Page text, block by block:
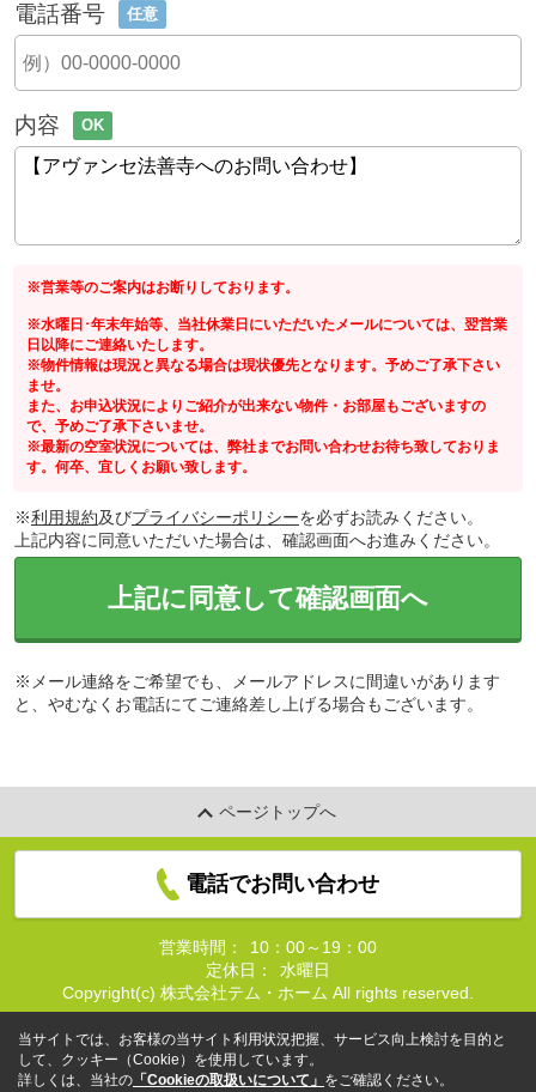
電話番号 任意
内容 OK
※営業等のご案内はお断りしております。
※水曜日･年末年始等、当社休業日にいただいたメールについては、翌営業
日以降にご連絡いたします。
※物件情報は現況と異なる場合は現状優先となります。予めご了承下さい
ませ。
また、お申込状況によりご紹介が出来ない物件・お部屋もございますの
で、予めご了承下さいませ。
※最新の空室状況については、弊社までお問い合わせお待ち致しておりま
す。何卒、宜しくお願い致します。
※利用規約及びプライバシーポリシーを必ずお読みください。
上記内容に同意いただいた場合は、確認画面へお進みください。
上記に同意して確認画面へ
※メール連絡をご希望でも、メールアドレスに間違いがあります
と、やむなくお電話にてご連絡差し上げる場合もございます。
ページトップへ
電話でお問い合わせ
営業時間：
10：00～19：00
定休日：
水曜日
Copyright(c) 株式会社テム・ホーム All rights reserved.
当サイトでは、お客様の当サイト利用状況把握、サービス向上検討を目的と
して、クッキー（Cookie）を使用しています。
詳しくは、当社の 「Cookieの取扱いについて」 をご確認ください。